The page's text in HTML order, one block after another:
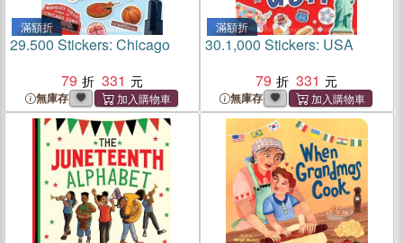
滿額折
29.500 Stickers: Chicago
79
331
無庫存
滿額折
30.1,000 Stickers: USA
79
331
無庫存